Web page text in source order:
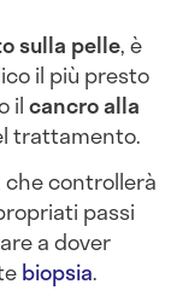
sulla pelle, è
il più presto
ilcancro alla
trattamento.
che controllerà
passi
a dover
biopsia.